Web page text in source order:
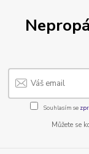
Souhlasím se
Můžete se